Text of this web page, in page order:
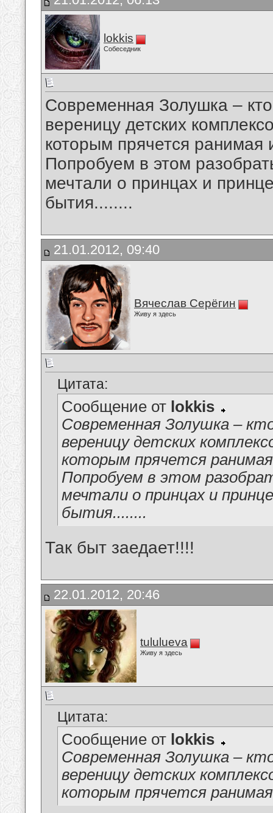
lokkis
Собеседник
Современная Золушка –
вереницу детских
которым прячется ранимая
Попробуем в этом
мечтали о принцах и
бытия........
21.01.2012, 09:40
Вячеслав Серёгин
Живу я здесь
Цитата:
Сообщение от lokkis
Современная Золушка –
вереницу детских
которым прячется
Попробуем в этом
мечтали о принцах и
бытия........
Так быт заедает!!!!
22.01.2012, 20:46
tululueva
Живу я здесь
Цитата:
Сообщение от lokkis
Современная Золушка –
вереницу детских
которым прячется